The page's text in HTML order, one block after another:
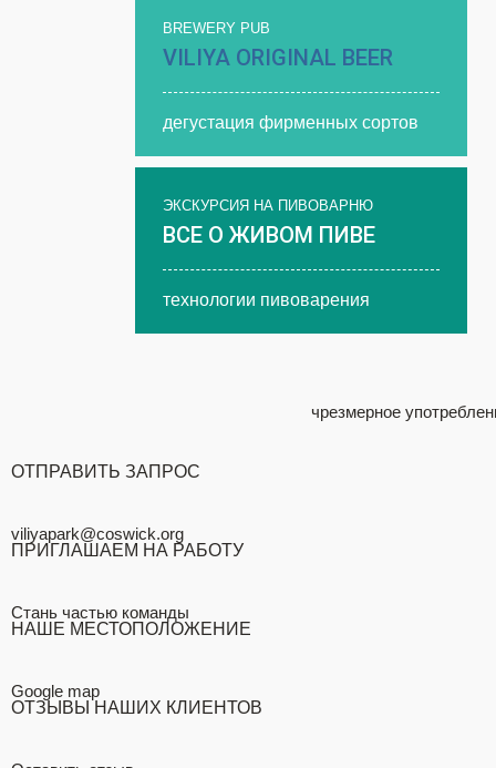
BREWERY PUB
VILIYA ORIGINAL BEER
дегустация фирменных сортов
ЭКСКУРСИЯ НА ПИВОВАРНЮ
ВСЕ О ЖИВОМ ПИВЕ
технологии пивоварения
чрезмерное
ОТПРАВИТЬ ЗАПРОС
viliyapark@coswick.org
ПРИГЛАШАЕМ НА РАБОТУ
Стань частью команды
НАШЕ МЕСТОПОЛОЖЕНИЕ
Google map
ОТЗЫВЫ НАШИХ КЛИЕНТОВ